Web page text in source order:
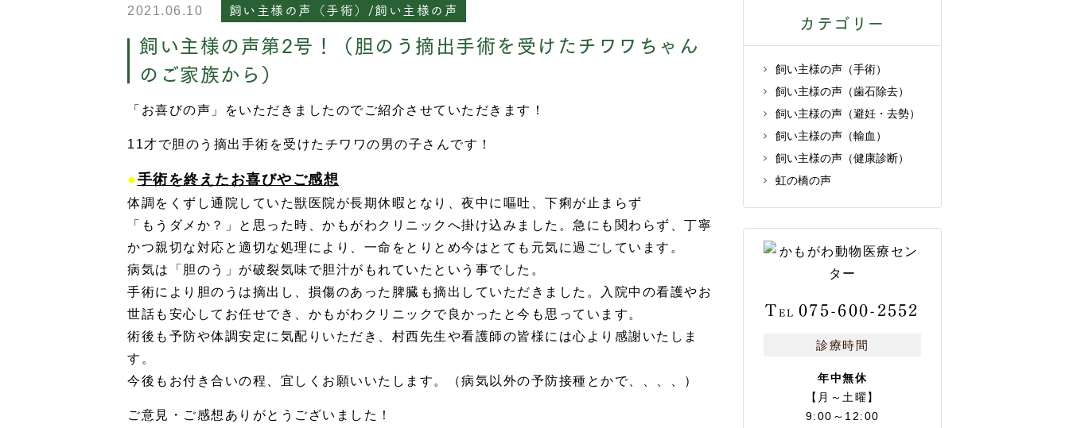
2021.06.10 飼い主様の声（手術）/飼い主様の声
飼い主様の声第2号！（胆のう摘出手術を受けたチワワちゃん
のご家族から）
「お喜びの声」をいただきましたのでご紹介させていただきます！
11才で胆のう摘出手術を受けたチワワの男の子さんです！
●手術を終えたお喜びやご感想
体調をくずし通院していた獣医院が長期休暇となり、夜中に嘔吐、下痢が止まらず
「もうダメか？」と思った時、かもがわクリニックへ掛け込みました。急にも関わらず、丁寧
かつ親切な対応と適切な処理により、一命をとりとめ今はとても元気に過ごしています。
病気は「胆のう」が破裂気味で胆汁がもれていたという事でした。
手術により胆のうは摘出し、損傷のあった脾臓も摘出していただきました。入院中の看護やお
世話も安心してお任せでき、かもがわクリニックで良かったと今も思っています。
術後も予防や体調安定に気配りいただき、村西先生や看護師の皆様には心より感謝いたしま
す。
今後もお付き合いの程、宜しくお願いいたします。（病気以外の予防接種とかで、、、、）
ご意見・ご感想ありがとうございました！
カテゴリー
飼い主様の声（手術）
飼い主様の声（歯石除去）
飼い主様の声（避妊・去勢）
飼い主様の声（輸血）
飼い主様の声（健康診断）
虹の橋の声
TEL 075-600-2552
診療時間
年中無休
【月～土曜】
9:00～12:00